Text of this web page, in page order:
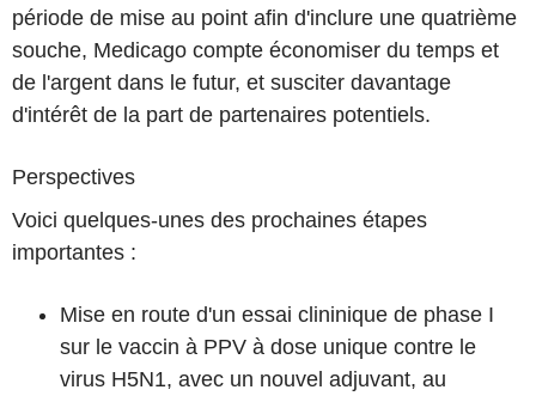
période de mise au point afin d'inclure une quatrième
souche, Medicago compte économiser du temps et
de l'argent dans le futur, et susciter davantage
d'intérêt de la part de partenaires potentiels.
Perspectives
Voici quelques-unes des prochaines étapes
importantes :
Mise en route d'un essai clininique de phase I
sur le vaccin à PPV à dose unique contre le
virus H5N1, avec un nouvel adjuvant, au